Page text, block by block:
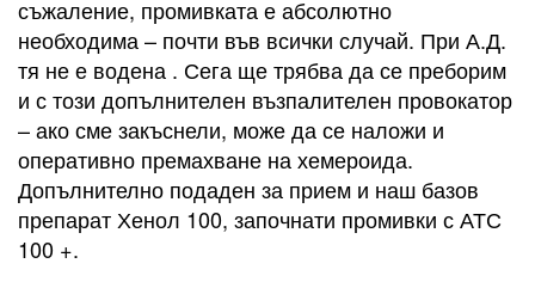
съжаление, промивката е абсолютно
необходима – почти във всички случай. При А.Д.
тя не е водена . Сега ще трябва да се преборим
и с този допълнителен възпалителен провокатор
– ако сме закъснели, може да се наложи и
оперативно премахване на хемероида.
Допълнително подаден за прием и наш базов
препарат Хенол 100, започнати промивки с АТС
100 +.